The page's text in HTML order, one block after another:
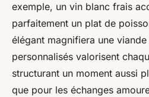
exemple, un vin blanc frais
parfaitement un plat de
élégant magnifiera une
personnalisés valorisent
structurant un moment aussi
que pour les échanges